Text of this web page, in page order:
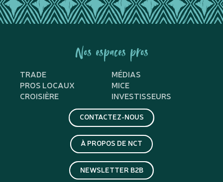
Nos espaces pros
TRADE
MÉDIAS
PROS LOCAUX
MICE
CROISIÈRE
INVESTISSEURS
CONTACTEZ-NOUS
À PROPOS DE NCT
NEWSLETTER B2B